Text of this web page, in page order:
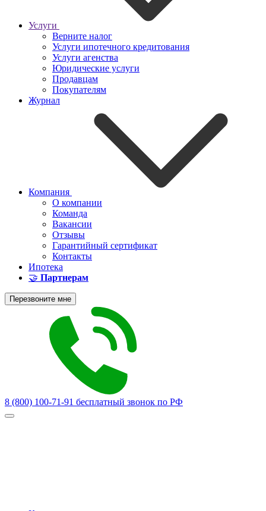
Услуги
Верните налог
Услуги ипотечного кредитования
Услуги агенства
Юридические услуги
Продавцам
Покупателям
Журнал
Компания
О компании
Команда
Вакансии
Отзывы
Гарантийный сертификат
Контакты
Ипотека
🤝 Партнерам
Перезвоните мне
8 (800) 100-71-91 бесплатный звонок по РФ